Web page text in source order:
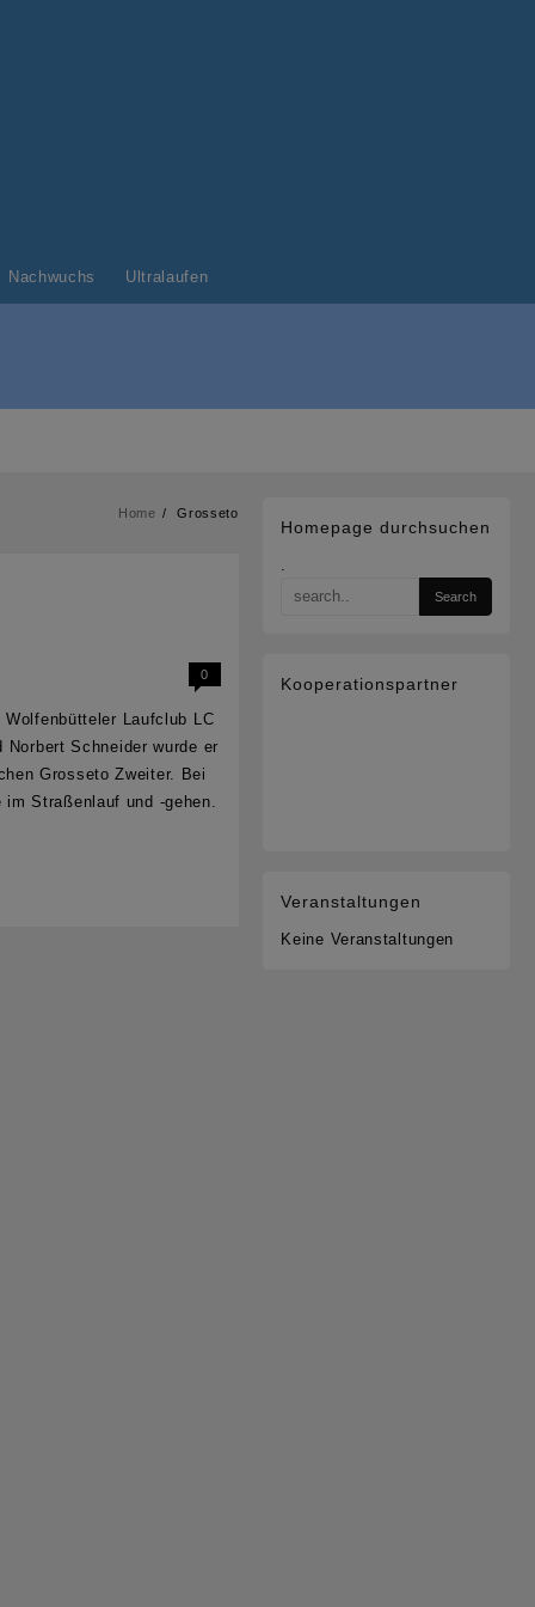
Nachwuchs Ultralaufen
Home Grosseto
0
Laufclub LC
Schneider wurde er
Grosseto Zweiter. Bei
Straßenlauf und -gehen.
Homepage durchsuchen
.
Kooperationspartner
Veranstaltungen
Keine Veranstaltungen